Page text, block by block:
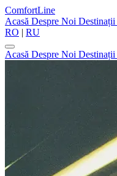
ComfortLine
Acasă Despre Noi Destinații
RO | RU
Acasă Despre Noi Destinații